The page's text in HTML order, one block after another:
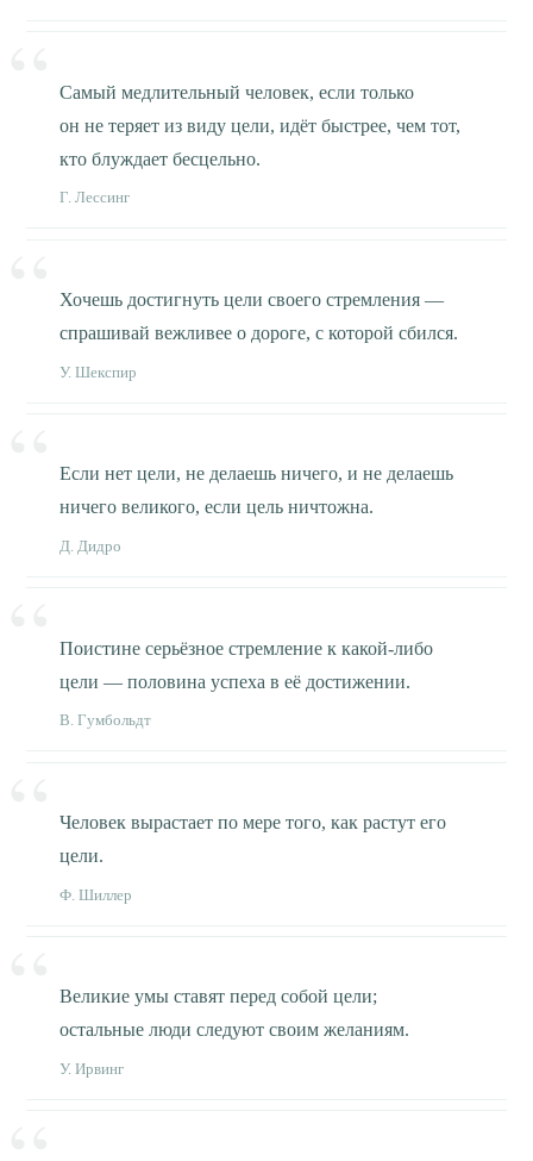
Самый медлительный человек, если только
он не теряет из виду цели, идёт быстрее, чем тот,
кто блуждает бесцельно.
Г. Лессинг
Хочешь достигнуть цели своего стремления —
спрашивай вежливее о дороге, с которой сбился.
У. Шекспир
Если нет цели, не делаешь ничего, и не делаешь
ничего великого, если цель ничтожна.
Д. Дидро
Поистине серьёзное стремление к какой-либо
цели — половина успеха в её достижении.
В. Гумбольдт
Человек вырастает по мере того, как растут его
цели.
Ф. Шиллер
Великие умы ставят перед собой цели;
остальные люди следуют своим желаниям.
У. Ирвинг